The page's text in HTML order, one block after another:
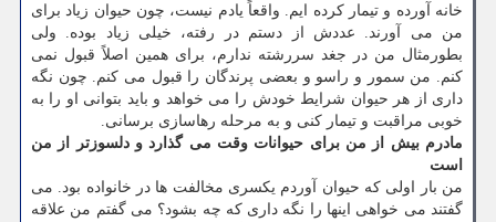
خانه آورده و تیمار کرده ایم. واقعاً یادم نیست، چون حیوان زیاد برای
من می آورند. عددش از دستم در رفته، خیلی زیاد بوده. ولی
بطورمثال من در جغد سررشته ندارم، برای همین اصلاً قبول نمی
کنم. من سمور و راسو و بعضی پرندگان را قبول می کنم. چون نگه
داری از هر حیوان شرایط خودش را می خواهد و باید بتوانی او را به
خوبی مراقبت و تیمار کنی و به مرحله رهاسازی برسانی.
مادرم بیش از من برای حیوانات وقت می گذارد و دلسوزتر از من
است
من بار اولی که حیوان آوردم یکسری مخالفت ها در خانواده بود. می
گفتند می خواهی اینها را نگه داری که چه بشود؟ می گفتم من علاقه